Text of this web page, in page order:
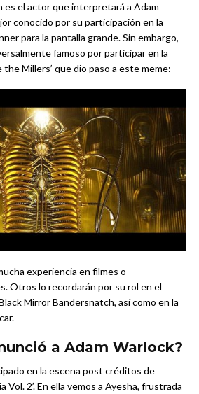
es el actor que interpretará a Adam
conocido por su participación en la
para la pantalla grande. Sin embargo,
famoso por participar en la
the Millers’ que dio paso a este meme:
experiencia en filmes o
Otros lo recordarán por su rol en el
Mirror Bandersnatch, así como en la
a Adam Warlock?
en la escena post créditos de
Vol. 2’. En ella vemos a Ayesha, frustrada